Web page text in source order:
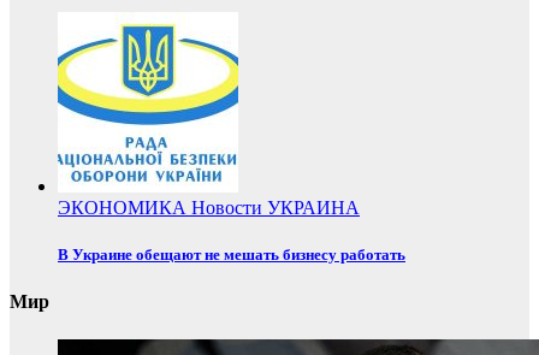
ЭКОНОМИКА Новости УКРАИНА
В Украине обещают не мешать бизнесу работать
Мир